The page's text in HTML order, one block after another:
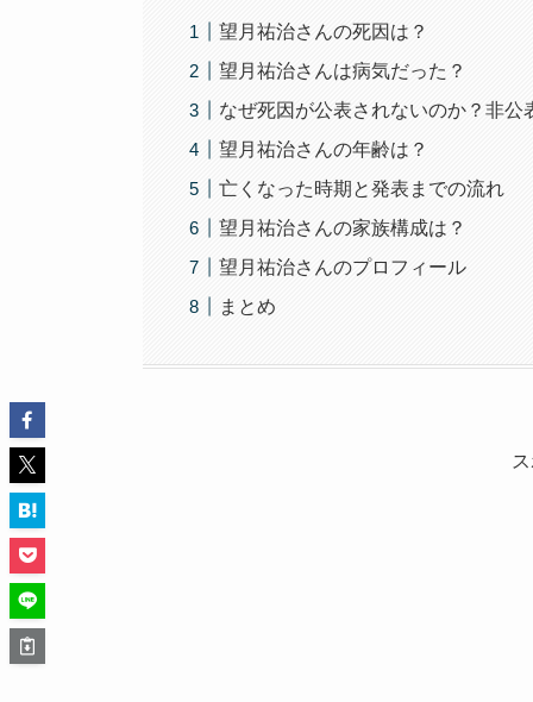
望月祐治さんの死因は？
望月祐治さんは病気だった？
なぜ死因が公表されないのか？非公
望月祐治さんの年齢は？
亡くなった時期と発表までの流れ
望月祐治さんの家族構成は？
望月祐治さんのプロフィール
まとめ